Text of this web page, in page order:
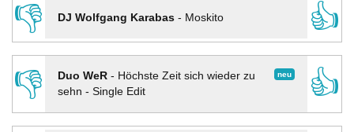
👎
DJ Wolfgang Karabas- Moskito
👍
👎
neu
Duo WeR- Höchste Zeit sich wieder zu
sehn - Single Edit
👍